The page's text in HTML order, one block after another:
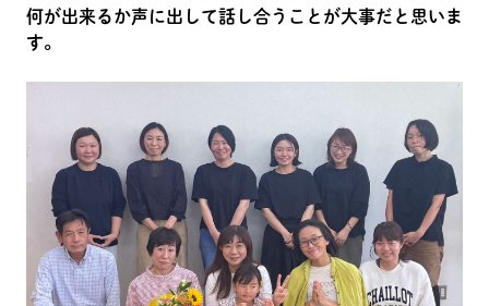
何が出来るか声に出して話し合うことが大事だと思いま
す。